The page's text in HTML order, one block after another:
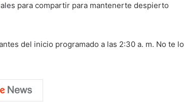
para compartir para mantenerte despierto
del inicio programado a las 2:30 a. m. No te lo